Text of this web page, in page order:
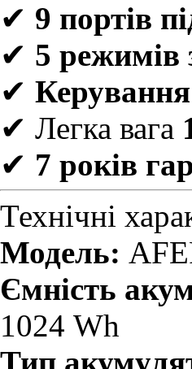
✔ 9 портів
✔ 5 режимів
✔
✔ Легка вага
✔ 7 років
Технічні
Модель:
Ємність
1024 Wh